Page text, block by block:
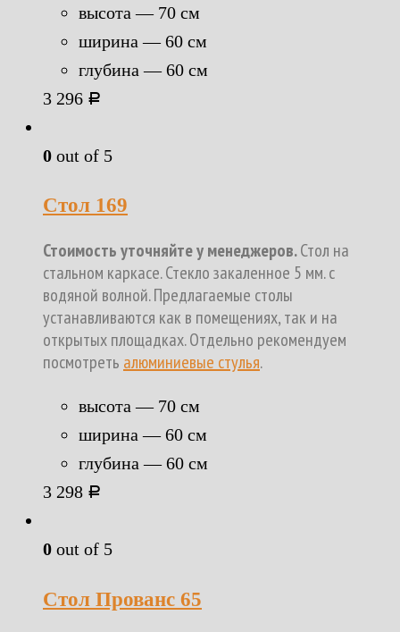
высота — 70 см
ширина — 60 см
глубина — 60 см
3 296 Р
0 out of 5
Стол 169
Стоимость уточняйте у менеджеров.Стол на
стальном каркасе. Стекло закаленное 5 мм. с
водяной волной. Предлагаемые столы
устанавливаются как в помещениях, так и на
открытых площадках. Отдельно рекомендуем
посмотреть алюминиевые стулья.
высота — 70 см
ширина — 60 см
глубина — 60 см
3 298 Р
0 out of 5
Стол Прованс 65